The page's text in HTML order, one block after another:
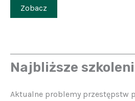
Zobacz
Najbliższe
Aktualne problemy przestępstw